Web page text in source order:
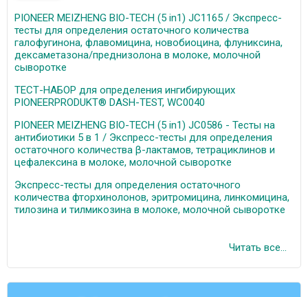
PIONEER MEIZHENG BIO-TECH (5 in1) JC1165 / Экспресс-
тесты для определения остаточного количества
галофугинона, флавомицина, новобиоцина, флуниксина,
дексаметазона/преднизолона в молоке, молочной
сыворотке
ТЕСТ-НАБОР для определения ингибирующих
PIONEERPRODUKT® DASH-TEST, WC0040
PIONEER MEIZHENG BIO-TECH (5 in1) JC0586 - Тесты на
антибиотики 5 в 1 / Экспресс-тесты для определения
остаточного количества β-лактамов, тетрациклинов и
цефалексина в молоке, молочной сыворотке
Экспресс-тесты для определения остаточного
количества фторхинолонов, эритромицина, линкомицина,
тилозина и тилмикозина в молоке, молочной сыворотке
Читать все...